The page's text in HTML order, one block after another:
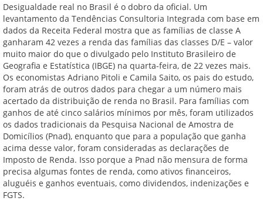
Desigualdade real no Brasil é o dobro da oficial. Um
levantamento da Tendências Consultoria Integrada com base em
dados da Receita Federal mostra que as famílias de classe A
ganharam 42 vezes a renda das famílias das classes D/E – valor
muito maior do que o divulgado pelo Instituto Brasileiro de
Geografia e Estatística (IBGE) na quarta-feira, de 22 vezes mais.
Os economistas Adriano Pitoli e Camila Saito, os pais do estudo,
foram atrás de outros dados para chegar a um número mais
acertado da distribuição de renda no Brasil. Para famílias com
ganhos de até cinco salários mínimos por mês, foram utilizados
os dados tradicionais da Pesquisa Nacional de Amostra de
Domicílios (Pnad), enquanto que para a população que ganha
acima desse valor, foram consideradas as declarações de
Imposto de Renda. Isso porque a Pnad não mensura de forma
precisa algumas fontes de renda, como ativos financeiros,
aluguéis e ganhos eventuais, como dividendos, indenizações e
FGTS.